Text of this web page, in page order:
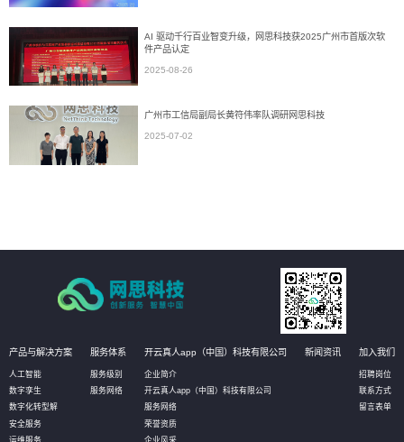
AI 驱动千行百业智变升级，网思科技获2025广州市首版次软
件产品认定
2025-08-26
广州市工信局副局长黄符伟率队调研网思科技
2025-07-02
产品与解决方案
人工智能
数字孪生
数字化转型解
安全服务
运维服务
服务体系
服务级别
服务网络
开云真人app（中国）科技有限公司
企业简介
开云真人app（中国）科技有限公司
服务网络
荣誉资质
企业风采
新闻资讯 加入我们
招聘岗位
联系方式
留言表单